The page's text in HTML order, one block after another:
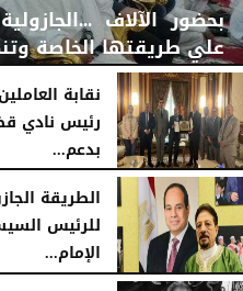
بحضور الآلاف
علي طريقتها الخاصة
اليومالجمعة، 7 أغسطس 2026 11:31 صـ
نقابة
رئيس نادي
بدعم...
الخميس، 6 أغسطس 2026
الطريقة
للرئيس
الإمام...
الخميس، 6 أغسطس 2026